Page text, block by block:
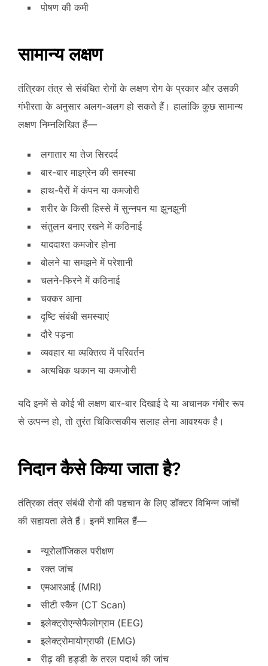
पोषण की कमी
सामान्य लक्षण
तंत्रिका तंत्र से संबंधित रोगों के लक्षण रोग के प्रकार और उसकी
गंभीरता के अनुसार अलग-अलग हो सकते हैं। हालांकि कुछ सामान्य
लक्षण निम्नलिखित हैं—
लगातार या तेज सिरदर्द
बार-बार माइग्रेन की समस्या
हाथ-पैरों में कंपन या कमजोरी
शरीर के किसी हिस्से में सुन्नपन या झुनझुनी
संतुलन बनाए रखने में कठिनाई
याददाश्त कमजोर होना
बोलने या समझने में परेशानी
चलने-फिरने में कठिनाई
चक्कर आना
दृष्टि संबंधी समस्याएं
दौरे पड़ना
व्यवहार या व्यक्तित्व में परिवर्तन
अत्यधिक थकान या कमजोरी
यदि इनमें से कोई भी लक्षण बार-बार दिखाई दे या अचानक गंभीर रूप
से उत्पन्न हो, तो तुरंत चिकित्सकीय सलाह लेना आवश्यक है।
निदान कैसे किया जाता है?
तंत्रिका तंत्र संबंधी रोगों की पहचान के लिए डॉक्टर विभिन्न जांचों
की सहायता लेते हैं। इनमें शामिल हैं—
न्यूरोलॉजिकल परीक्षण
रक्त जांच
एमआरआई (MRI)
सीटी स्कैन (CT Scan)
इलेक्ट्रोएन्सेफैलोग्राम (EEG)
इलेक्ट्रोमायोग्राफी (EMG)
रीढ़ की हड्डी के तरल पदार्थ की जांच